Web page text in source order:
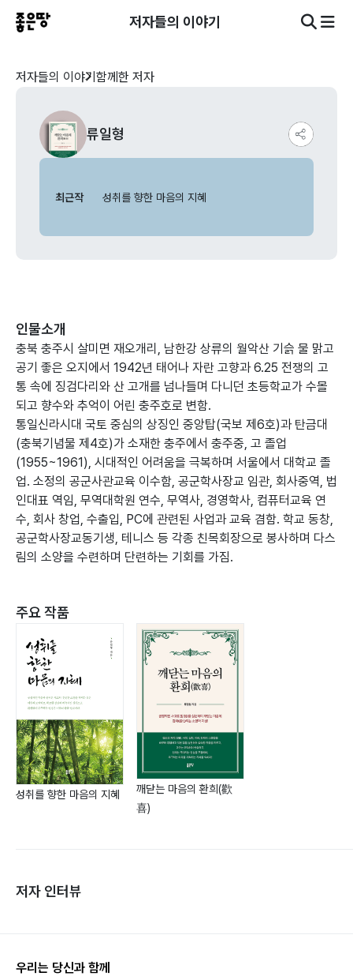
저자들의 이야기
저자들의 이야기 함께한 저자
류일형
최근작 성취를 향한 마음의 지혜
인물소개
충북 충주시 살미면 재오개리, 남한강 상류의 월악산 기슭 물 맑고
공기 좋은 오지에서 1942년 태어나 자란 고향과 6.25 전쟁의 고
통 속에 징검다리와 산 고개를 넘나들며 다니던 초등학교가 수몰
되고 향수와 추억이 어린 충주호로 변함.
통일신라시대 국토 중심의 상징인 중앙탑(국보 제6호)과 탄금대
(충북기념물 제4호)가 소재한 충주에서 충주중, 고 졸업
(1955~1961), 시대적인 어려움을 극복하며 서울에서 대학교 졸
업. 소정의 공군사관교육 이수함, 공군학사장교 임관, 회사중역, 법
인대표 역임, 무역대학원 연수, 무역사, 경영학사, 컴퓨터교육 연
수, 회사 창업, 수출입, PC에 관련된 사업과 교육 겸함. 학교 동창,
공군학사장교동기생, 테니스 등 각종 친목회장으로 봉사하며 다스
림의 소양을 수련하며 단련하는 기회를 가짐.
주요 작품
성취를 향한 마음의 지혜
깨닫는 마음의 환희(歡
喜)
저자 인터뷰
우리는 당신과 함께